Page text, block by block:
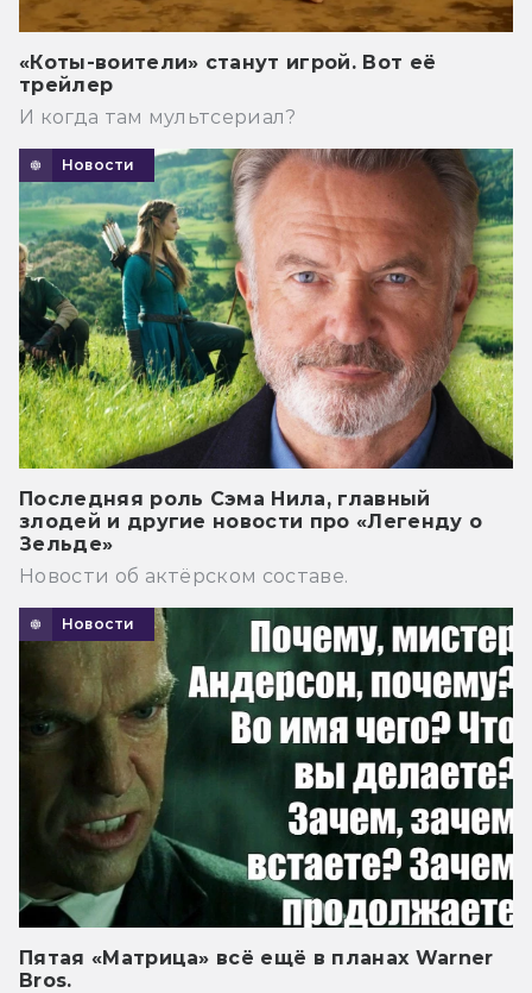
«Коты-воители» станут игрой. Вот её
трейлер
И когда там мультсериал?
Новости
Последняя роль Сэма Нила, главный
злодей и другие новости про «Легенду о
Зельде»
Новости об актёрском составе.
Новости
Пятая «Матрица» всё ещё в планах Warner
Bros.